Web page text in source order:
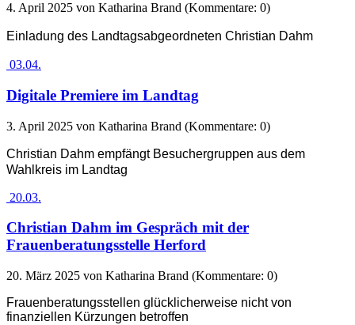
4. April 2025 von Katharina Brand (Kommentare: 0)
Einladung des Landtagsabgeordneten Christian Dahm
03.04.
Digitale Premiere im Landtag
3. April 2025 von Katharina Brand (Kommentare: 0)
Christian Dahm empfängt Besuchergruppen aus dem
Wahlkreis im Landtag
20.03.
Christian Dahm im Gespräch mit der
Frauenberatungsstelle Herford
20. März 2025 von Katharina Brand (Kommentare: 0)
Frauenberatungsstellen glücklicherweise nicht von
finanziellen Kürzungen betroffen